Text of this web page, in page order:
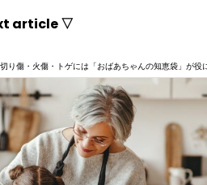
article ▽
り傷・火傷・トゲには「おばあちゃんの知恵袋」が役